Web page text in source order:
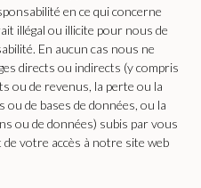
en ce qui concerne
illégal ou illicite pour nous de
En aucun cas nous ne
directs ou indirects (y compris
ou de revenus, la perte ou la
de bases de données, ou la
ou de données) subis par vous
votre accès à notre site web